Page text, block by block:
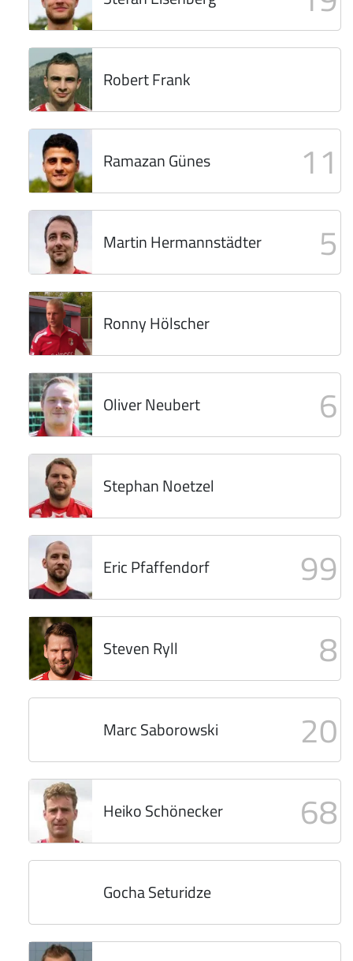
Robert Frank
Ramazan Günes 11
Martin Hermannstädter 5
Ronny Hölscher
Oliver Neubert 6
Stephan Noetzel
Eric Pfaffendorf 99
Steven Ryll 8
Marc Saborowski 20
Heiko Schönecker 68
Gocha Seturidze